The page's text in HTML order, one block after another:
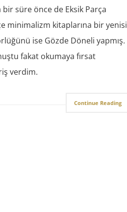
bir süre önce de Eksik Parça
minimalizm kitaplarına bir yenisi
ise Gözde Döneli yapmış.
fakat okumaya fırsat
verdim.
Continue Reading